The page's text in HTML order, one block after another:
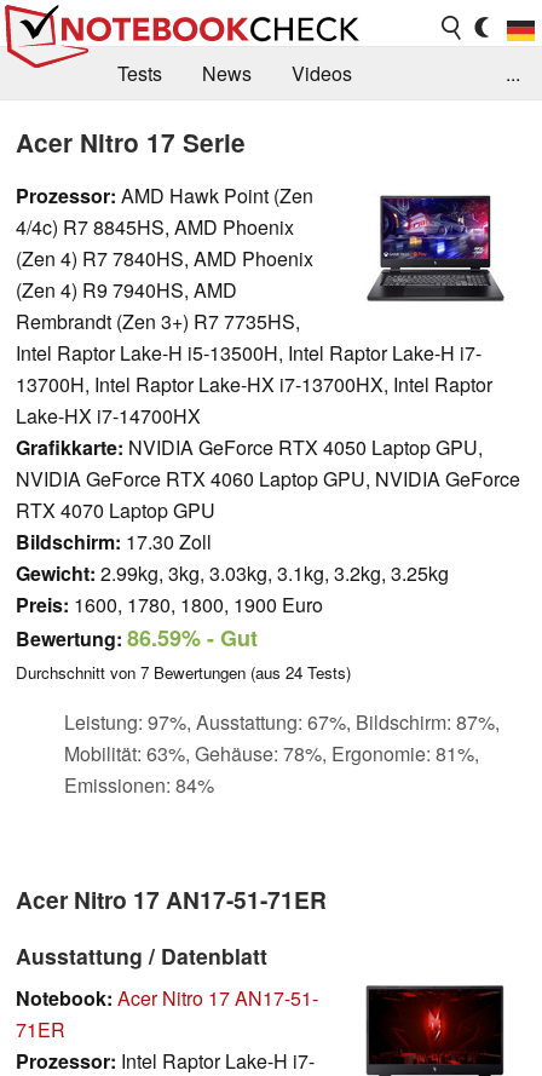
Tests News
Videos
Forum
...
Acer Nitro 17 Serie
Prozessor: AMD Hawk Point (Zen
4/4c) R7 8845HS, AMD Phoenix
(Zen 4) R7 7840HS, AMD Phoenix
(Zen 4) R9 7940HS, AMD
Rembrandt (Zen 3+) R7 7735HS,
Intel Raptor Lake-H i5-13500H, Intel Raptor Lake-H i7-
13700H, Intel Raptor Lake-HX i7-13700HX, Intel Raptor
Lake-HX i7-14700HX
Grafikkarte: NVIDIA GeForce RTX 4050 Laptop GPU,
NVIDIA GeForce RTX 4060 Laptop GPU, NVIDIA GeForce
RTX 4070 Laptop GPU
Bildschirm: 17.30 Zoll
Gewicht: 2.99kg, 3kg, 3.03kg, 3.1kg, 3.2kg, 3.25kg
Preis: 1600, 1780, 1800, 1900 Euro
Bewertung: 86.59%- Gut
Durchschnitt von 7 Bewertungen (aus 24 Tests)
Leistung: 97%, Ausstattung: 67%, Bildschirm: 87%,
Mobilität: 63%, Gehäuse: 78%, Ergonomie: 81%,
Emissionen: 84%
Acer Nitro 17 AN17-51-71ER
Ausstattung / Datenblatt
Notebook: Acer Nitro 17 AN17-51-
71ER
Prozessor: Intel Raptor Lake-H i7-